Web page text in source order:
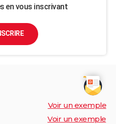
en vous inscrivant
Voir un exemple
Voir un exemple